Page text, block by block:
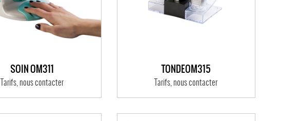
SOIN OM311
Tarifs, nous contacter
TONDEOM315
Tarifs, nous contacter